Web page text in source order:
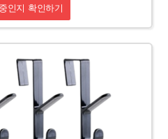
인지 확인하기